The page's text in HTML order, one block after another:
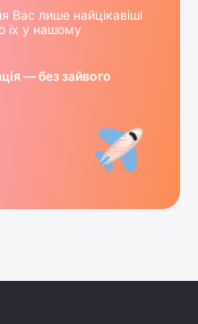
Вас лише найцікавіші
їх у нашому
— без зайвого